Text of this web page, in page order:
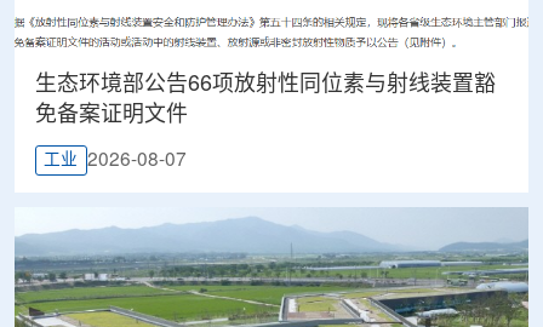
生态环境部公告66项放射性同位素与射线装置豁
免备案证明文件
工业 2026-08-07